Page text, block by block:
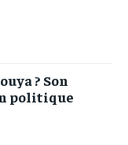
? Son
politique